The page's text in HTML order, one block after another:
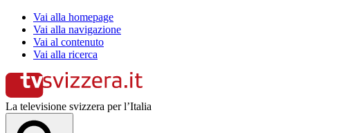
Vai alla homepage
Vai alla navigazione
Vai al contenuto
Vai alla ricerca
La televisione svizzera per l’Italia